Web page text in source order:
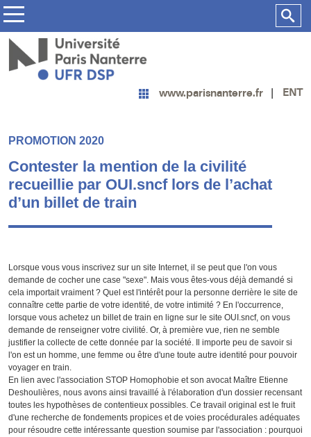
www.parisnanterre.fr ENT
PROMOTION 2020
Contester la mention de la civilité
recueillie par OUI.sncf lors de l’achat
d’un billet de train
Lorsque vous vous inscrivez sur un site Internet, il se peut que l'on vous
demande de cocher une case "sexe". Mais vous êtes-vous déjà demandé si
cela importait vraiment ? Quel est l'intérêt pour la personne derrière le site de
connaître cette partie de votre identité, de votre intimité ? En l'occurrence,
lorsque vous achetez un billet de train en ligne sur le site OUI.sncf, on vous
demande de renseigner votre civilité. Or, à première vue, rien ne semble
justifier la collecte de cette donnée par la société. Il importe peu de savoir si
l'on est un homme, une femme ou être d'une toute autre identité pour pouvoir
voyager en train.
En lien avec l'association STOP Homophobie et son avocat Maître Etienne
Deshoulières, nous avons ainsi travaillé à l'élaboration d'un dossier recensant
toutes les hypothèses de contentieux possibles. Ce travail original est le fruit
d'une recherche de fondements propices et de voies procédurales adéquates
pour résoudre cette intéressante question soumise par l'association : pourquoi